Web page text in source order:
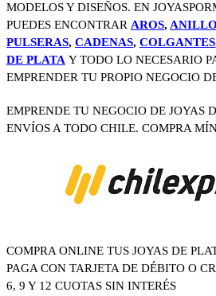
MODELOS Y DISEÑOS. EN
PUEDES ENCONTRAR AROS,
PULSERAS, CADENAS, COLGANTES
DE PLATA Y TODO LO NECESARIO
EMPRENDER TU PROPIO NEGOCIO
EMPRENDE TU NEGOCIO DE JOYAS
ENVÍOS A TODO CHILE. COMPRA
COMPRA ONLINE TUS JOYAS DE
PAGA CON TARJETA DE DÉBITO O
6, 9 Y 12 CUOTAS SIN INTERÉS